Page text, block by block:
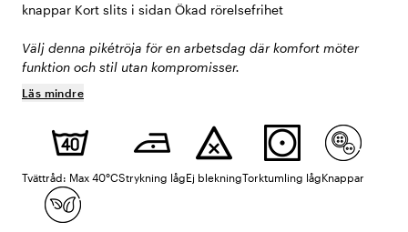
knappar Kort slits i sidan Ökad rörelsefrihet
Välj denna pikétröja för en arbetsdag där komfort möter
funktion och stil utan kompromisser.
Läs mindre
Tvättråd: Max 40°CStrykning lågEj blekningTorktumling lågKnappar